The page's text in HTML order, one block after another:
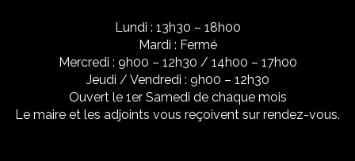
Lundi : 13h30 – 18h00
Mardi : Fermé
Mercredi : 9h00 – 12h30 / 14h00 – 17h00
Jeudi / Vendredi : 9h00 – 12h30
Ouvert le 1er Samedi de chaque mois
Le maire et les adjoints vous reçoivent sur rendez-vous.